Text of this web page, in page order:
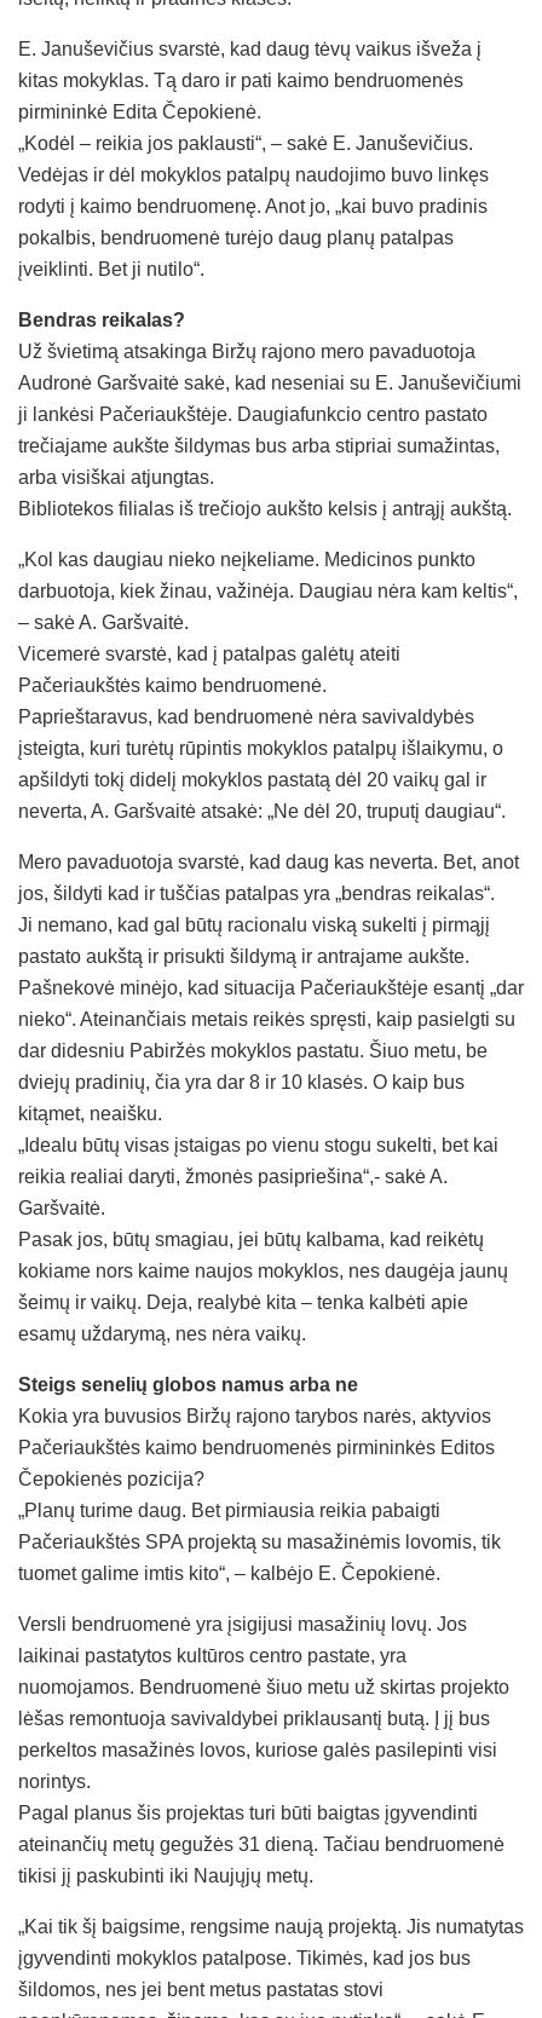
E. Januševičius svarstė, kad daug tėvų vaikus išveža į
kitas mokyklas. Tą daro ir pati kaimo bendruomenės
pirmininkė Edita Čepokienė.
„Kodėl – reikia jos paklausti“, – sakė E. Januševičius.
Vedėjas ir dėl mokyklos patalpų naudojimo buvo linkęs
rodyti į kaimo bendruomenę. Anot jo, „kai buvo pradinis
pokalbis, bendruomenė turėjo daug planų patalpas
įveiklinti. Bet ji nutilo“.
Bendras reikalas?
Už švietimą atsakinga Biržų rajono mero pavaduotoja
Audronė Garšvaitė sakė, kad neseniai su E. Januševičiumi
ji lankėsi Pačeriaukštėje. Daugiafunkcio centro pastato
trečiajame aukšte šildymas bus arba stipriai sumažintas,
arba visiškai atjungtas.
Bibliotekos filialas iš trečiojo aukšto kelsis į antrąjį aukštą.
„Kol kas daugiau nieko neįkeliame. Medicinos punkto
darbuotoja, kiek žinau, važinėja. Daugiau nėra kam keltis“,
– sakė A. Garšvaitė.
Vicemerė svarstė, kad į patalpas galėtų ateiti
Pačeriaukštės kaimo bendruomenė.
Paprieštaravus, kad bendruomenė nėra savivaldybės
įsteigta, kuri turėtų rūpintis mokyklos patalpų išlaikymu, o
apšildyti tokį didelį mokyklos pastatą dėl 20 vaikų gal ir
neverta, A. Garšvaitė atsakė: „Ne dėl 20, truputį daugiau“.
Mero pavaduotoja svarstė, kad daug kas neverta. Bet, anot
jos, šildyti kad ir tuščias patalpas yra „bendras reikalas“.
Ji nemano, kad gal būtų racionalu viską sukelti į pirmąjį
pastato aukštą ir prisukti šildymą ir antrajame aukšte.
Pašnekovė minėjo, kad situacija Pačeriaukštėje esantį „dar
nieko“. Ateinančiais metais reikės spręsti, kaip pasielgti su
dar didesniu Pabiržės mokyklos pastatu. Šiuo metu, be
dviejų pradinių, čia yra dar 8 ir 10 klasės. O kaip bus
kitąmet, neaišku.
„Idealu būtų visas įstaigas po vienu stogu sukelti, bet kai
reikia realiai daryti, žmonės pasipriešina“,- sakė A.
Garšvaitė.
Pasak jos, būtų smagiau, jei būtų kalbama, kad reikėtų
kokiame nors kaime naujos mokyklos, nes daugėja jaunų
šeimų ir vaikų. Deja, realybė kita – tenka kalbėti apie
esamų uždarymą, nes nėra vaikų.
Steigs senelių globos namus arba ne
Kokia yra buvusios Biržų rajono tarybos narės, aktyvios
Pačeriaukštės kaimo bendruomenės pirmininkės Editos
Čepokienės pozicija?
„Planų turime daug. Bet pirmiausia reikia pabaigti
Pačeriaukštės SPA projektą su masažinėmis lovomis, tik
tuomet galime imtis kito“, – kalbėjo E. Čepokienė.
Versli bendruomenė yra įsigijusi masažinių lovų. Jos
laikinai pastatytos kultūros centro pastate, yra
nuomojamos. Bendruomenė šiuo metu už skirtas projekto
lėšas remontuoja savivaldybei priklausantį butą. Į jį bus
perkeltos masažinės lovos, kuriose galės pasilepinti visi
norintys.
Pagal planus šis projektas turi būti baigtas įgyvendinti
ateinančių metų gegužės 31 dieną. Tačiau bendruomenė
tikisi jį paskubinti iki Naujųjų metų.
„Kai tik šį baigsime, rengsime naują projektą. Jis numatytas
įgyvendinti mokyklos patalpose. Tikimės, kad jos bus
šildomos, nes jei bent metus pastatas stovi